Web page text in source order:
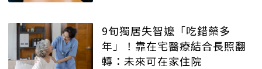
9旬獨居失智嬤「吃錯藥多
年」！靠在宅醫療結合長照翻
轉：未來可在家住院